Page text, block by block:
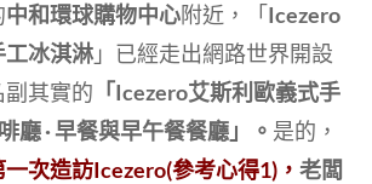
中和環球購物中心附近， 「Icezero
工冰淇淋 」已經走出網路世界開設
其實的 「Icezero艾斯利歐義式手
廳 · 早餐與早午餐餐廳」。 是的，
一次造訪Icezero(參考心得1) ， 老闆